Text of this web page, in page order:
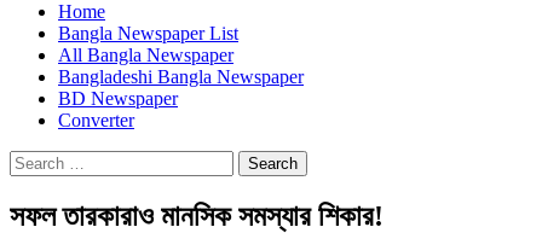
Home
Bangla Newspaper List
All Bangla Newspaper
Bangladeshi Bangla Newspaper
BD Newspaper
Converter
Search
for:
সফল তারকারাও মানসিক সমস্যার শিকার!